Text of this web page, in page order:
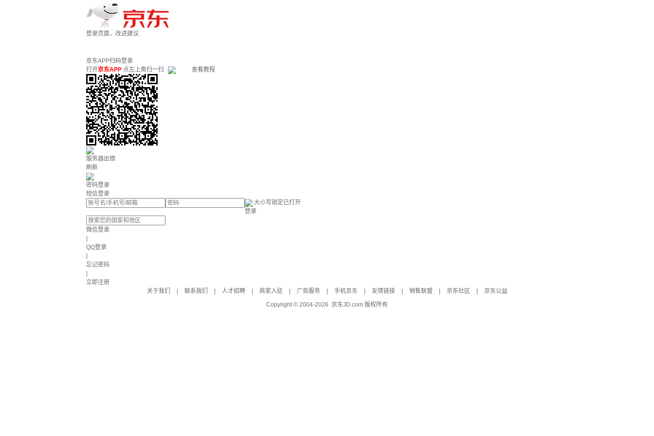
登录页面，改进建议
京东APP扫码登录
打开京东APP 点左上角扫一扫 查看教程
服务器出错
刷新
密码登录
短信登录
大小写锁定已打开
登录
微信登录
QQ登录
忘记密码
立即注册
关于我们
联系我们 人才招聘 商家入驻 广告服务 手机京东 友情链接 销售联盟 京东社区
京东公益
Copyright © 2004-2026 京东JD.com 版权所有